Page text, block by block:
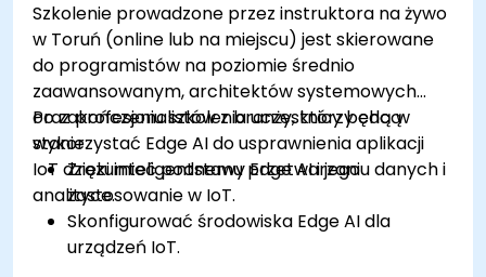
Szkolenie prowadzone przez instruktora na żywo
w Toruń (online lub na miejscu) jest skierowane
do programistów na poziomie średnio
zaawansowanym, architektów systemowych
oraz profesjonalistów z branży, którzy chcą
wykorzystać Edge AI do usprawnienia aplikacji
IoT dzięki inteligentnemu przetwarzaniu danych i
analityce.
Po zakończeniu szkolenia uczestnicy będą w
stanie:
Zrozumieć podstawy Edge AI i jego
zastosowanie w IoT.
Skonfigurować środowiska Edge AI dla
urządzeń IoT.